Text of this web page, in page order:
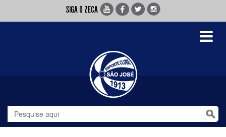
SIGA O ZECA
Toggle